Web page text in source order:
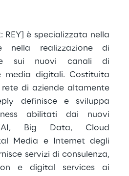
REY] è specializzata nella
nella realizzazione di
sui nuovi canali di
media digitali. Costituita
di aziende altamente
definisce e sviluppa
abilitati dai nuovi
Big Data, Cloud
Media e Internet degli
servizi di consulenza,
e digital services ai